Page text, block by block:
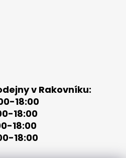
v Rakovníku:
18:00
18:00
18:00
18:00